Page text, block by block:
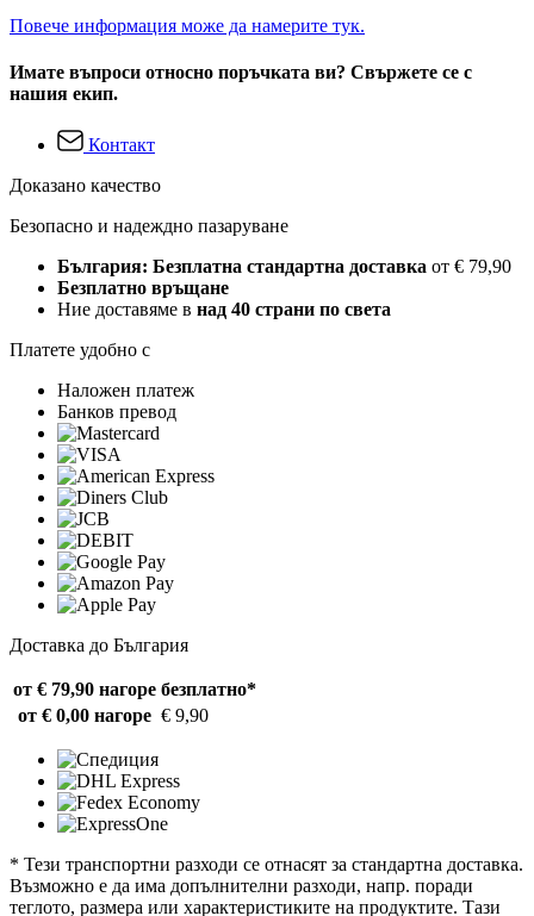
Повече информация може да намерите тук.
Имате въпроси относно поръчката ви? Свържете се с
нашия екип.
Контакт
Доказано качество
Безопасно и надеждно пазаруване
България: Безплатна стандартна доставка от € 79,90
Безплатно връщане
Ние доставяме в над 40 страни по света
Платете удобно с
Наложен платеж
Банков превод
Доставка до България
от € 79,90 нагоре безплатно*
от € 0,00 нагоре € 9,90
* Тези транспортни разходи се отнасят за стандартна доставка.
Възможно е да има допълнителни разходи, напр. поради
теглото, размера или характеристиките на продуктите. Тази